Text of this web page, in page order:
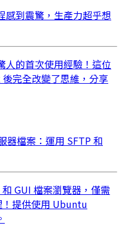
感到震驚，生產力超乎想
人的首次使用經驗！這位
完全改變了思維，分享
器檔案：運用 SFTP 和
GUI 檔案瀏覽器，僅需
！提供使用 Ubuntu